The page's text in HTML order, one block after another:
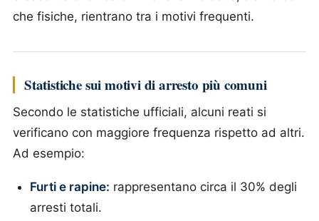
che fisiche, rientrano tra i motivi frequenti.
Statistiche sui motivi di arresto più comuni
Secondo le statistiche ufficiali, alcuni reati si
verificano con maggiore frequenza rispetto ad altri.
Ad esempio:
Furti e rapine: rappresentano circa il 30% degli
arresti totali.